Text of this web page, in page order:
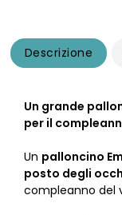
Descrizione
Un grande
per il
Un palloncino
posto degli
compleanno del